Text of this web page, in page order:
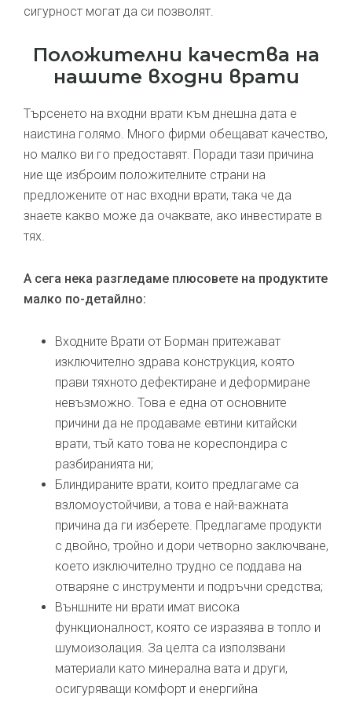
сигурност могат да си позволят.
Положителни качества на
нашите входни врати
Търсенето на входни врати към днешна дата е
наистина голямо. Много фирми обещават качество,
но малко ви го предоставят. Поради тази причина
ние ще изброим положителните страни на
предложените от нас входни врати, така че да
знаете какво може да очаквате, ако инвестирате в
тях.
А сега нека разгледаме плюсовете на продуктите
малко по-детайлно:
Входните Врати от Борман притежават
изключително здрава конструкция, която
прави тяхното дефектиране и деформиране
невъзможно. Това е една от основните
причини да не продаваме евтини китайски
врати, тъй като това не кореспондира с
разбиранията ни;
Блиндираните врати, които предлагаме са
взломоустойчиви, а това е най-важната
причина да ги изберете. Предлагаме продукти
с двойно, тройно и дори четворно заключване,
което изключително трудно се поддава на
отваряне с инструменти и подръчни средства;
Външните ни врати имат висока
функционалност, която се изразява в топло и
шумоизолация. За целта са използвани
материали като минерална вата и други,
осигуряващи комфорт и енергийна